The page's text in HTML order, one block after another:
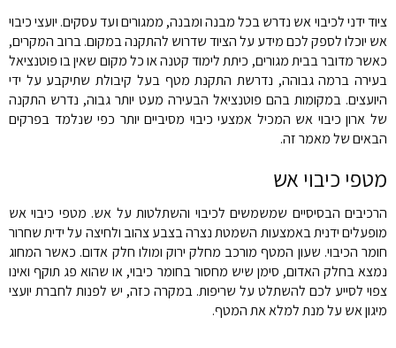
ציוד ידני לכיבוי אש נדרש בכל מבנה ומבנה, ממגורים ועד עסקים. יועצי כיבוי
אש יוכלו לספק לכם מידע על הציוד שדרוש להתקנה במקום. ברוב המקרים,
כאשר מדובר בבית מגורים, כיתת לימוד קטנה או כל מקום שאין בו פוטנציאל
בעירה ברמה גבוהה, נדרשת התקנת מטף בעל קיבולת שתיקבע על ידי
היועצים. במקומות בהם פוטנציאל הבעירה מעט יותר גבוה, נדרש התקנה
של ארון כיבוי אש המכיל אמצעי כיבוי מסיביים יותר כפי שנלמד בפרקים
הבאים של מאמר זה.
מטפי כיבוי אש
הרכיבים הבסיסיים שמשמשים לכיבוי והשתלטות על אש. מטפי כיבוי אש
מופעלים ידנית באמצעות השמטת נצרה בצבע צהוב ולחיצה על ידית שחרור
חומר הכיבוי. שעון המטף מורכב מחלק ירוק ומולו חלק אדום. כאשר המחוג
נמצא בחלק האדום, סימן שיש מחסור בחומר כיבוי, או שהוא פג תוקף ואינו
צפוי לסייע לכם להשתלט על שריפות. במקרה כזה, יש לפנות לחברת יועצי
מיגון אש על מנת למלא את המטף.